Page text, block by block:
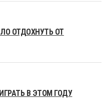
ОТДОХНУТЬ ОТ
В ЭТОМ ГОДУ